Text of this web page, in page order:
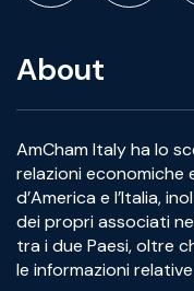
About
AmCham Italy ha lo
relazioni economiche
d’America e l’Italia,
dei propri associati
tra i due Paesi, oltre
le informazioni